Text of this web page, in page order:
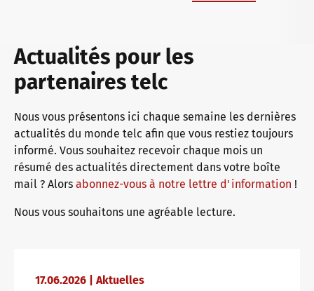
Devenir centre d’examen telc
Test de placement
Informations pour les centres d'examen
Apprentissage de l’allemand avec les manuels telc
Programme éditorial : Assistance & FAQ
Zone de téléchargement
Événements en interne
Qualification Responsabilité des examens
Phases de qualification
telc dans la presse
Carrière
Rencontrez telc
Actualités pour les
partenaires telc
Nous vous présentons ici chaque semaine les dernières
actualités du monde telc afin que vous restiez toujours
informé. Vous souhaitez recevoir chaque mois un
résumé des actualités directement dans votre boîte
mail ? Alors abonnez-vous à notre lettre d'information !
Nous vous souhaitons une agréable lecture.
17.06.2026 | Aktuelles